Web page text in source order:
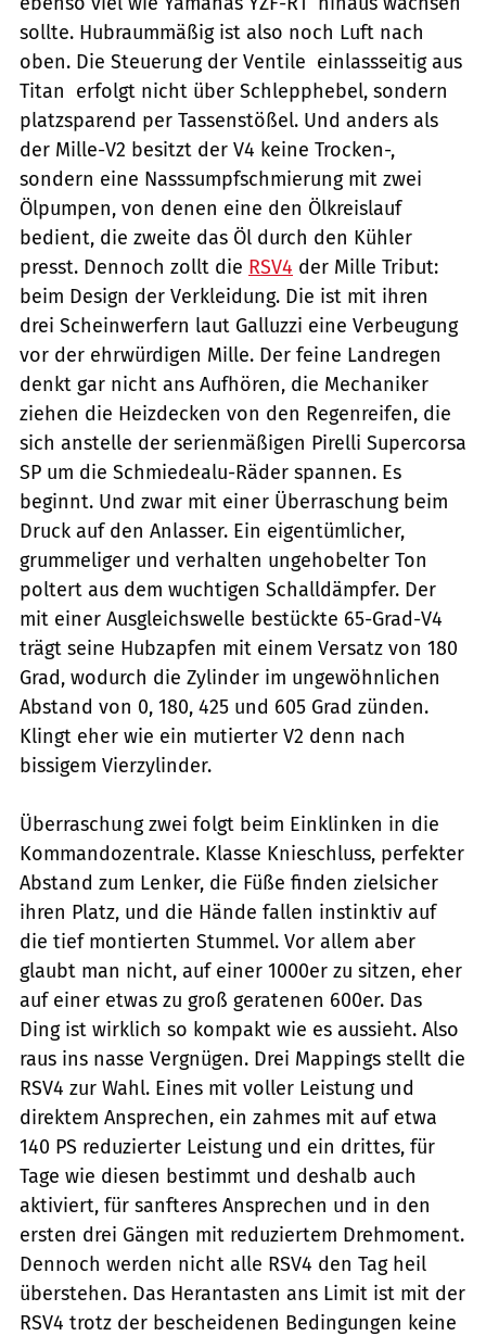
sollte. Hubraummäßig ist also noch Luft nach
oben. Die Steuerung der Ventile  einlassseitig aus
Titan  erfolgt nicht über Schlepphebel, sondern
platzsparend per Tassenstößel. Und anders als
der Mille-V2 besitzt der V4 keine Trocken-,
sondern eine Nasssumpfschmierung mit zwei
Ölpumpen, von denen eine den Ölkreislauf
bedient, die zweite das Öl durch den Kühler
presst. Dennoch zollt die RSV4 der Mille Tribut:
beim Design der Verkleidung. Die ist mit ihren
drei Scheinwerfern laut Galluzzi eine Verbeugung
vor der ehrwürdigen Mille. Der feine Landregen
denkt gar nicht ans Aufhören, die Mechaniker
ziehen die Heizdecken von den Regenreifen, die
sich anstelle der serienmäßigen Pirelli Supercorsa
SP um die Schmiedealu-Räder spannen. Es
beginnt. Und zwar mit einer Überraschung beim
Druck auf den Anlasser. Ein eigentümlicher,
grummeliger und verhalten ungehobelter Ton
poltert aus dem wuchtigen Schalldämpfer. Der
mit einer Ausgleichswelle bestückte 65-Grad-V4
trägt seine Hubzapfen mit einem Versatz von 180
Grad, wodurch die Zylinder im ungewöhnlichen
Abstand von 0, 180, 425 und 605 Grad zünden.
Klingt eher wie ein mutierter V2 denn nach
bissigem Vierzylinder.
Überraschung zwei folgt beim Einklinken in die
Kommandozentrale. Klasse Knieschluss, perfekter
Abstand zum Lenker, die Füße finden zielsicher
ihren Platz, und die Hände fallen instinktiv auf
die tief montierten Stummel. Vor allem aber
glaubt man nicht, auf einer 1000er zu sitzen, eher
auf einer etwas zu groß geratenen 600er. Das
Ding ist wirklich so kompakt wie es aussieht. Also
raus ins nasse Vergnügen. Drei Mappings stellt die
RSV4 zur Wahl. Eines mit voller Leistung und
direktem Ansprechen, ein zahmes mit auf etwa
140 PS reduzierter Leistung und ein drittes, für
Tage wie diesen bestimmt und deshalb auch
aktiviert, für sanfteres Ansprechen und in den
ersten drei Gängen mit reduziertem Drehmoment.
Dennoch werden nicht alle RSV4 den Tag heil
überstehen. Das Herantasten ans Limit ist mit der
RSV4 trotz der bescheidenen Bedingungen keine